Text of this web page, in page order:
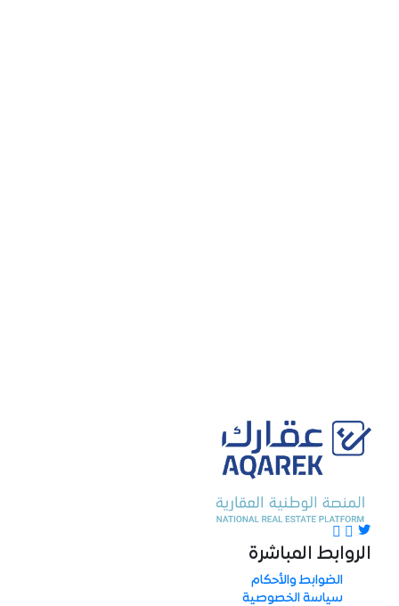
الروابط المباشرة
الضوابط والأحكام
سياسة الخصوصية